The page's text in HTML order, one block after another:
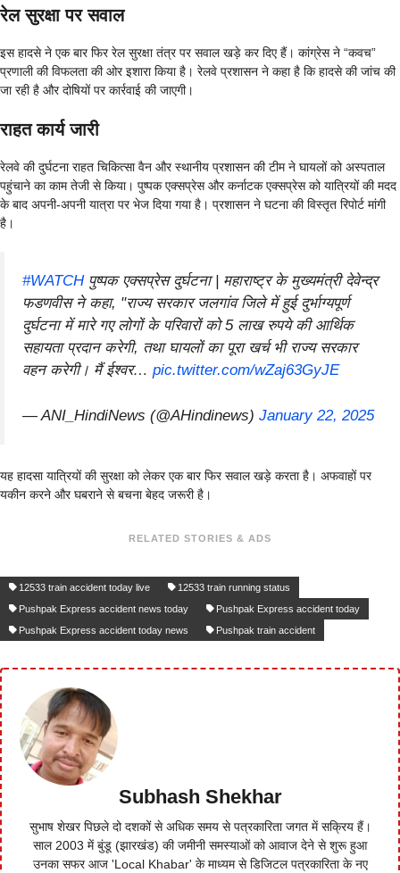
रेल सुरक्षा पर सवाल
इस हादसे ने एक बार फिर रेल सुरक्षा तंत्र पर सवाल खड़े कर दिए हैं। कांग्रेस ने “कवच”
प्रणाली की विफलता की ओर इशारा किया है। रेलवे प्रशासन ने कहा है कि हादसे की जांच की
जा रही है और दोषियों पर कार्रवाई की जाएगी।
राहत कार्य जारी
रेलवे की दुर्घटना राहत चिकित्सा वैन और स्थानीय प्रशासन की टीम ने घायलों को अस्पताल
पहुंचाने का काम तेजी से किया। पुष्पक एक्सप्रेस और कर्नाटक एक्सप्रेस को यात्रियों की मदद
के बाद अपनी-अपनी यात्रा पर भेज दिया गया है। प्रशासन ने घटना की विस्तृत रिपोर्ट मांगी
है।
#WATCHपुष्पक एक्सप्रेस दुर्घटना | महाराष्ट्र के मुख्यमंत्री देवेन्द्र
फडणवीस ने कहा, "राज्य सरकार जलगांव जिले में हुई दुर्भाग्यपूर्ण
दुर्घटना में मारे गए लोगों के परिवारों को 5 लाख रुपये की आर्थिक
सहायता प्रदान करेगी, तथा घायलों का पूरा खर्च भी राज्य सरकार
वहन करेगी। मैं ईश्वर… pic.twitter.com/wZaj63GyJE
— ANI_HindiNews (@AHindinews) January 22, 2025
यह हादसा यात्रियों की सुरक्षा को लेकर एक बार फिर सवाल खड़े करता है। अफवाहों पर
यकीन करने और घबराने से बचना बेहद जरूरी है।
RELATED STORIES & ADS
12533 train accident today live
12533 train running status
Pushpak Express accident news today
Pushpak Express accident today
Pushpak Express accident today news
Pushpak train accident
Subhash Shekhar
सुभाष शेखर पिछले दो दशकों से अधिक समय से पत्रकारिता जगत में सक्रिय हैं।
साल 2003 में बुंडू (झारखंड) की जमीनी समस्याओं को आवाज देने से शुरू हुआ
उनका सफर आज 'Local Khabar' के माध्यम से डिजिटल पत्रकारिता के नए